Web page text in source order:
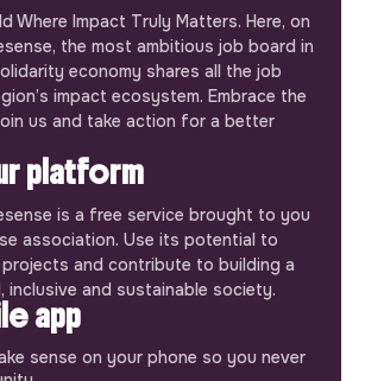
Where Impact Truly Matters. Here, on
the most ambitious job board in
economy shares all the job
impact ecosystem. Embrace the
us and take action for a better
platform
is a free service brought to you
association. Use its potential to
and contribute to building a
inclusive and sustainable society.
app
sense on your phone so you never